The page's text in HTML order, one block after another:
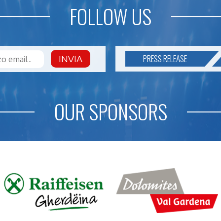
FOLLOW US
INVIA PRESS RELEASE
OUR SPONSORS